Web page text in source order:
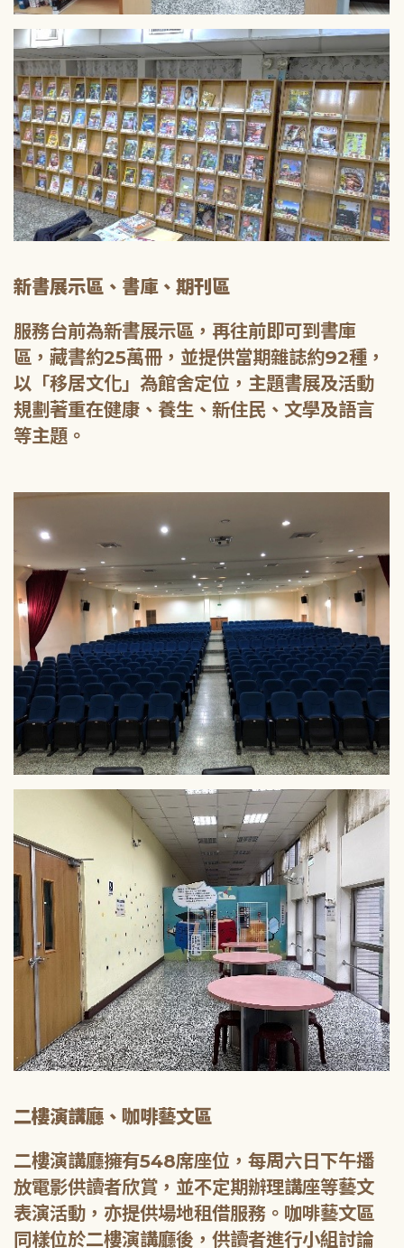
新書展示區、書庫、期刊區
服務台前為新書展示區，再往前即可到書庫
區，藏書約25萬冊，並提供當期雜誌約92種，
以「移居文化」為館舍定位，主題書展及活動
規劃著重在健康、養生、新住民、文學及語言
等主題。
二樓演講廳、咖啡藝文區
二樓演講廳擁有548席座位，每周六日下午播
放電影供讀者欣賞，並不定期辦理講座等藝文
表演活動，亦提供場地租借服務。咖啡藝文區
同樣位於二樓演講廳後，供讀者進行小組討論